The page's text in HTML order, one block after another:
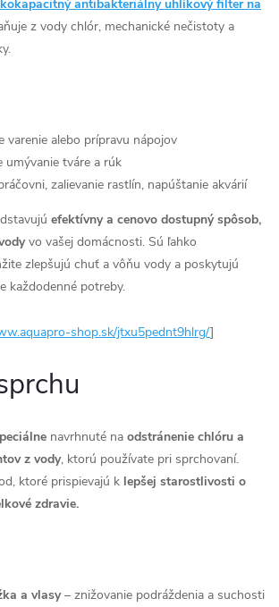
antibakteriálny uhlíkový filter na
z vody chlór, mechanické nečistoty a
varenie alebo prípravu nápojov
umývanie tváre a rúk
zalievanie rastlín, napúštanie akvárií
efektívny a cenovo dostupný spôsob,
vo vašej domácnosti. Sú ľahko
zlepšujú chuť a vôňu vody a poskytujú
každodenné potreby.
shop.sk/jtxu5pednt9hlrg/]
navrhnuté na odstránenie chlóru a
z vody, ktorú používate pri sprchovaní.
ktoré prispievajú k lepšej starostlivosti o
zdravie.
a vlasy– znižovanie podráždenia a suchosti